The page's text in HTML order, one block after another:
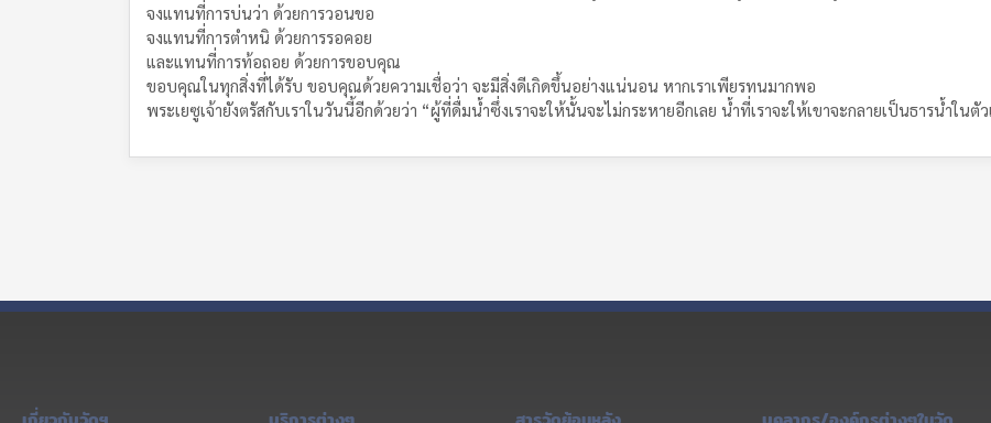
จงแทนที่การบ่นว่า ด้วยการวอนขอ
จงแทนที่การตำหนิ ด้วยการรอคอย
และแทนที่การท้อถอย ด้วยการขอบคุณ
ขอบคุณในทุกสิ่งที่ได้รับ ขอบคุณด้วยความเชื่อว่า จะมีสิ่งดีเกิดขึ้นอย่างแน่นอน หากเราเพียรทนมากพอ
พระเยซูเจ้ายังตรัสกับเราในวันนี้อีกด้วยว่า “ผู้ที่ดื่มน้ำซึ่งเราจะให้นั้นจะไม่กระหายอีกเลย น้ำที่เราจะให้เขาจะกลายเป็นธารน้ำใน